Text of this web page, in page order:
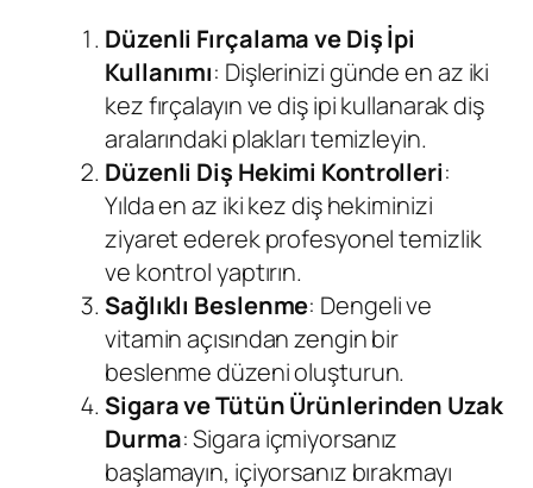
Düzenli Fırçalama ve Diş İpi
Kullanımı: Dişlerinizi günde en az iki
kez fırçalayın ve diş ipi kullanarak diş
aralarındaki plakları temizleyin.
Düzenli Diş Hekimi Kontrolleri:
Yılda en az iki kez diş hekiminizi
ziyaret ederek profesyonel temizlik
ve kontrol yaptırın.
Sağlıklı Beslenme: Dengeli ve
vitamin açısından zengin bir
beslenme düzeni oluşturun.
Sigara ve Tütün Ürünlerinden Uzak
Durma: Sigara içmiyorsanız
başlamayın, içiyorsanız bırakmayı